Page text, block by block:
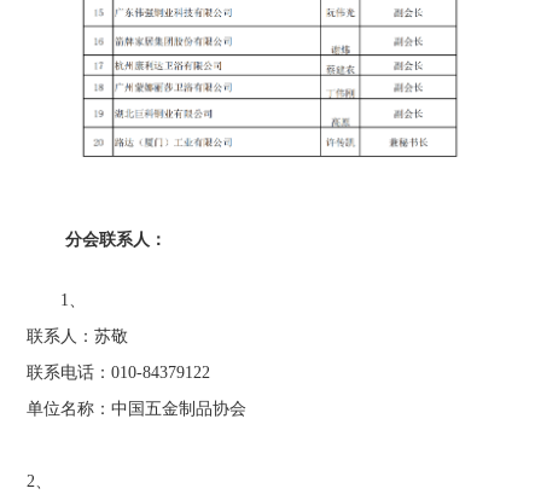
分会联系人：
1、
联系人：苏敬
联系电话：010-84379122
单位名称：中国五金制品协会
2、